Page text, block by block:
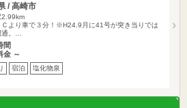
/ 高崎市
2.99km
Ｃより車で３分！※H24.9月に41号が突き当りでは
。…
間
金 ～
宿泊 塩化物泉